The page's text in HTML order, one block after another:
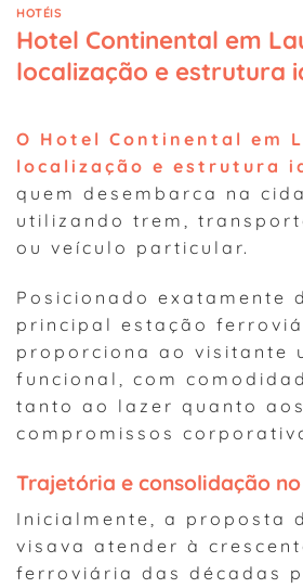
HOTÉIS
Hotel Continental em
localização e estrutura
O Hotel Continental em
localização e estrutura
quem desembarca na
utilizando trem,
ou veículo particular.
Posicionado exatamente
principal estação
proporciona ao visitante
funcional, com
tanto ao lazer quanto aos
compromissos
Trajetória e consolidação
Inicialmente, a proposta
visava atender à
ferroviária das décadas